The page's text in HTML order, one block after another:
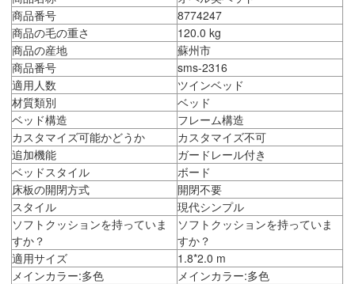
商品番号
8774247
商品の毛の重さ
120.0 kg
商品の産地
蘇州市
商品番号
sms-2316
適用人数
ツインベッド
材質類別
ベッド
ベッド構造
フレーム構造
カスタマイズ可能かどうか
カスタマイズ不可
追加機能
ガードレール付き
ベッドスタイル
ボード
床板の開閉方式
開閉不要
スタイル
現代シンプル
ソフトクッションを持っていま
すか？
ソフトクッションを持っていま
すか？
適用サイズ
1.8*2.0 m
メインカラー:多色
メインカラー:多色